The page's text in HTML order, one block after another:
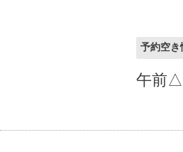
予約空き
午前△